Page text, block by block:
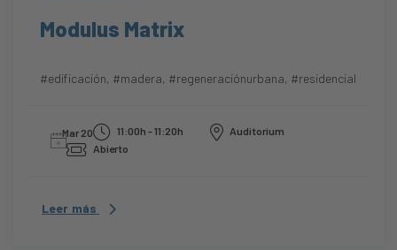
Modulus Matrix
#edificación, #madera, #regeneraciónurbana, #residencial
Mar 20 11:00h - 11:20h
Auditorium
Abierto
Leer más